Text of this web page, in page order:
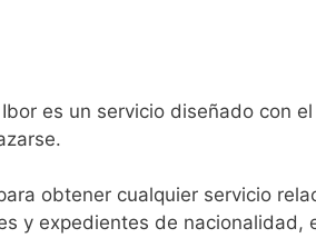
es un servicio diseñado con
obtener cualquier servicio
y expedientes de